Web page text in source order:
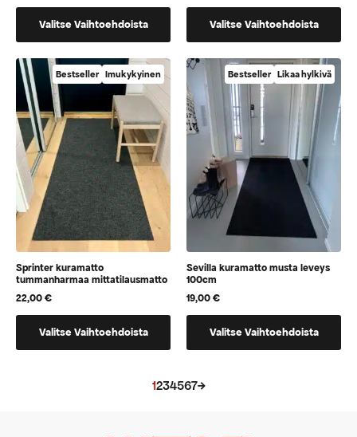
-
149,00 €Valitse Vaihtoehdoista
useampi
muunnelma.
Voit
tehdä
valinnat
tuotteen
sivulla.
Valitse Vaihtoehdoista
vaihtoehtoja,
jotka
voidaan
valita
tuotteen
sivulla
Bestseller Imukykyinen
Sprinter kuramatto
tummanharmaa mittatilausmatto
22,00€
Valitse Vaihtoehdoista
tuotteella
Bestseller Likaa hylkivä
Sevilla kuramatto musta leveys
100cm
19,00€
Valitse Vaihtoehdoista
tuotteella
vaihtoehtoja,
valita
1234567→